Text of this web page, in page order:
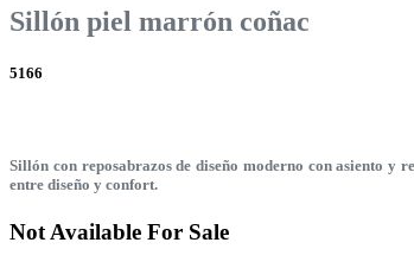
Sillón piel marrón coñac
5166
Sillón con reposabrazos de diseño moderno con asiento y
entre diseño y confort.
Not Available For Sale